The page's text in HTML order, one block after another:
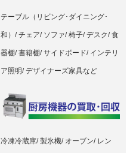
テーブル（リビング･ダイニング･
和）/ チェア/ ソファ/ 椅子/ デスク/ 食
器棚/ 書籍棚/ サイドボード/ インテリ
ア照明/ デザイナーズ家具など
冷凍冷蔵庫/ 製氷機/ オーブン/ レン